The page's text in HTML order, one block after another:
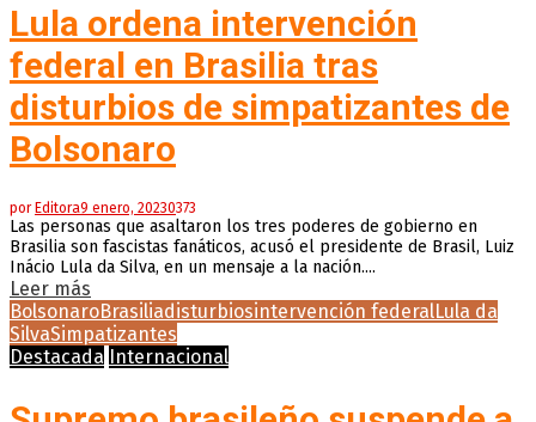
Lula ordena intervención
federal en Brasilia tras
disturbios de simpatizantes de
Bolsonaro
porEditora9 enero, 20230373
Las personas que asaltaron los tres poderes de gobierno en
Brasilia son fascistas fanáticos, acusó el presidente de Brasil, Luiz
Inácio Lula da Silva, en un mensaje a la nación....
Leer más
BolsonaroBrasiliadisturbiosintervención federalLula da
SilvaSimpatizantes
Destacada Internacional